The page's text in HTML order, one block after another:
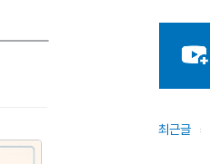
최근글